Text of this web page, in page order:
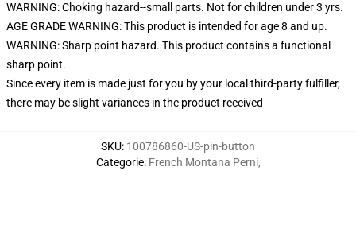
WARNING: Choking hazard--small parts. Not for children under 3 yrs.
AGE GRADE WARNING: This product is intended for age 8 and up.
WARNING: Sharp point hazard. This product contains a functional
sharp point.
Since every item is made just for you by your local third-party fulfiller,
there may be slight variances in the product received
SKU: 100786860-US-pin-button
Categorie: French Montana Perni,